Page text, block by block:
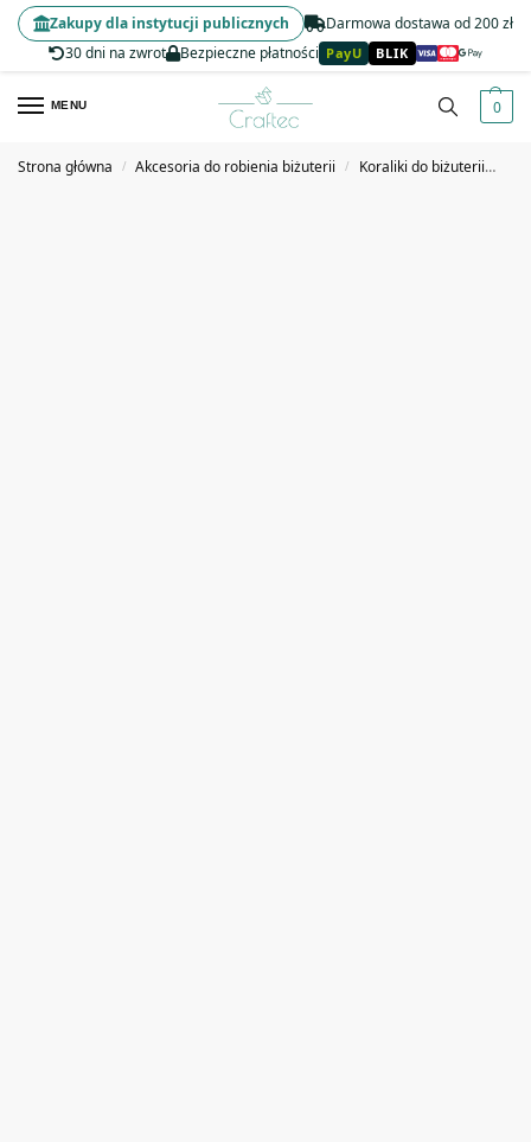
Darmowa dostawa od 200 zł
30 dni na zwrot
Bezpieczne płatności PayU BLIK
Zakupy dla instytucji publicznych
MENU 0
Strona główna / Akcesoria do robienia biżuterii / Koraliki do biżuterii